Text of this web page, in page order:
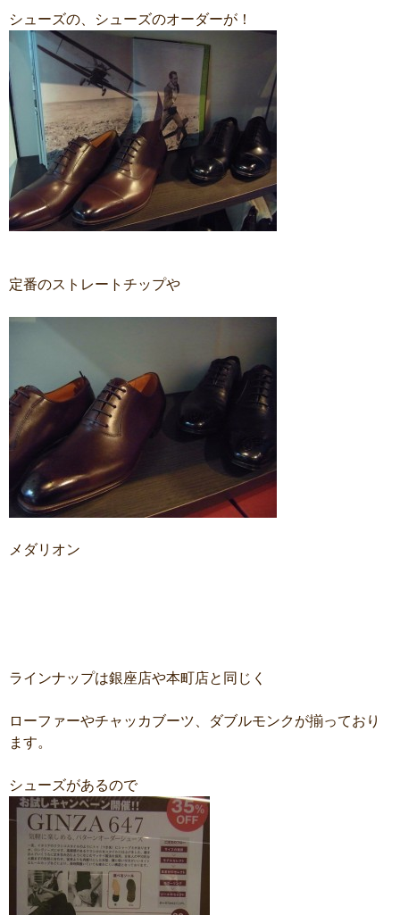
シューズの、シューズのオーダーが！
定番のストレートチップや
メダリオン
ラインナップは銀座店や本町店と同じく
ローファーやチャッカブーツ、ダブルモンクが揃っており
ます。
シューズがあるので